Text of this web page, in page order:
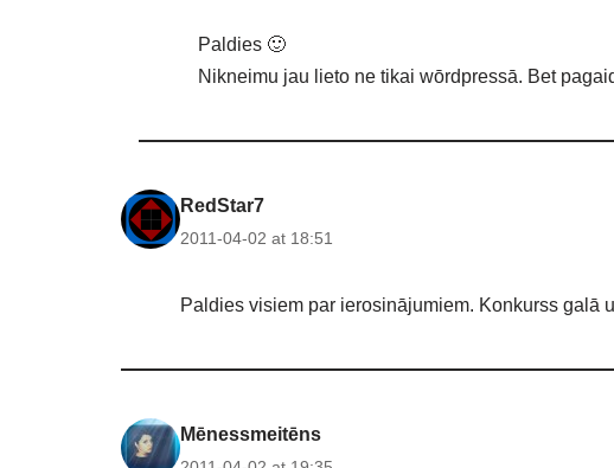
Paldies 🙂
Nikneimu jau lieto ne tikai wōrdpressā. Bet
RedStar7
2011-04-02 at 18:51
Paldies visiem par ierosinājumiem. Konkurss galā
Mēnessmeitēns